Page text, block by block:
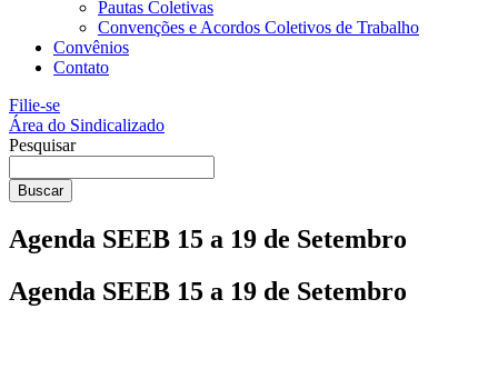
Pautas Coletivas
Convenções e Acordos Coletivos de Trabalho
Convênios
Contato
Filie-se
Área do Sindicalizado
Pesquisar
Buscar
Agenda SEEB 15 a 19 de Setembro
Agenda SEEB 15 a 19 de Setembro